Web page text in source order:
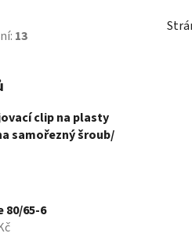
13
clip na plasty
samořezný šroub/
80/65-6